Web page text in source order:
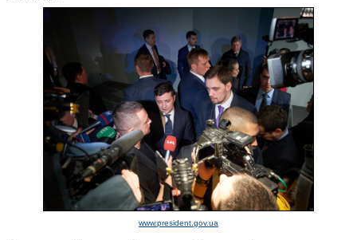
www.president.gov.ua